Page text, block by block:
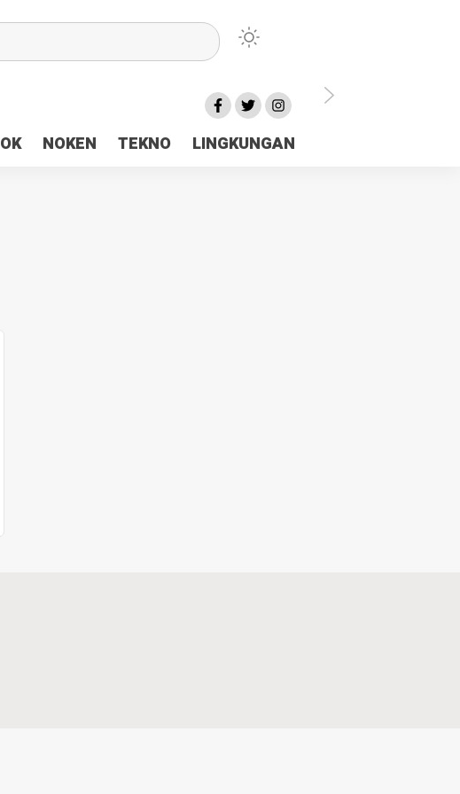
NOKEN TEKNO LINGKUNGAN
Pemilu Ceria Tanah Papua
Kas Daerah Rp23 Miliar Disorot